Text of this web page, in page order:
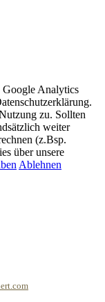
Google Analytics
zu. Sollten
weiter
(z.Bsp.
über unsere
Ablehnen